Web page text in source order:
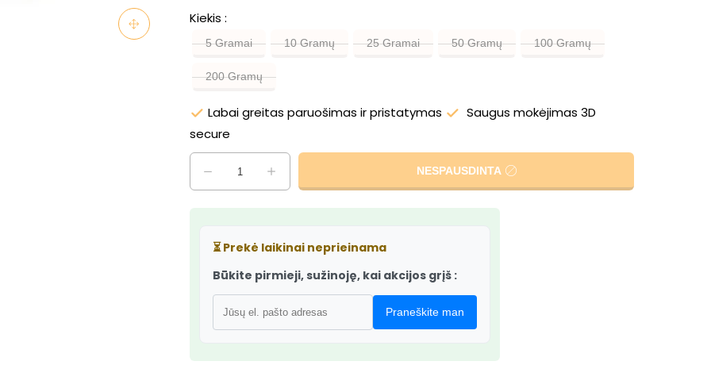
Kiekis
5 Gramai 10 Gramų 25 Gramai 50 Gramų 100 Gramų
200 Gramų
Labai greitas paruošimas ir pristatymas
Saugus mokėjimas 3D
secure
NESPAUSDINTA
⏳Prekė laikinai neprieinama
Būkite pirmieji, sužinoję, kai akcijos grįš :
Praneškite man